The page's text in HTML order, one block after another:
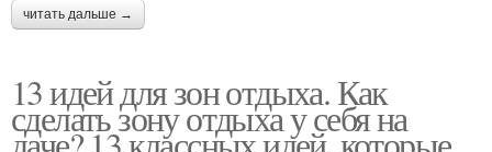
читать дальше →
13 идей для зон отдыха. Как
сделать зону отдыха у себя на